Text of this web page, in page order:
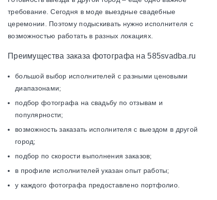
требование. Сегодня в моде выездные свадебные
церемонии. Поэтому подыскивать нужно исполнителя с
возможностью работать в разных локациях.
Преимущества заказа фотографа на 585svadba.ru
большой выбор исполнителей с разными ценовыми
диапазонами;
подбор фотографа на свадьбу по отзывам и
популярности;
возможность заказать исполнителя с выездом в другой
город;
подбор по скорости выполнения заказов;
в профиле исполнителей указан опыт работы;
у каждого фотографа предоставлено портфолио.